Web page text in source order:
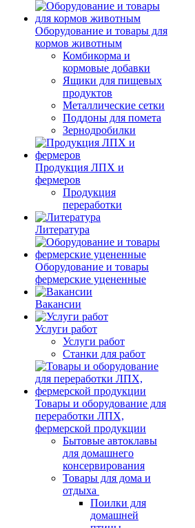
Оборудование и товары для
кормов животным
Комбикорма и
кормовые добавки
Ящики для пищевых
продуктов
Металлические сетки
Поддоны для помета
Зернодробилки
Продукция ЛПХ и
фермеров
Продукция
переработки
Литература
Оборудование и товары
фермерские уцененные
Вакансии
Услуги работ
Услуги работ
Станки для работ
Товары и оборудование для
переработки ЛПХ,
фермерской продукции
Бытовые автоклавы
для домашнего
консервирования
Товары для дома и
отдыха
Поилки для
домашней